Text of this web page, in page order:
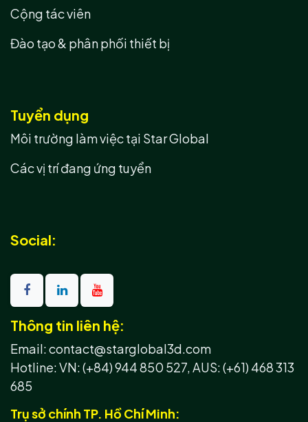
Thông tin liên hệ:
Email: contact@starglobal3d.com
Hotline:VN: (+84) 944 850 527,AUS: (+61) 468 313
685
Trụ sở chính TP. Hồ Chí Minh:
Social:
Cộng tác viên
Đào tạo & phân phối thiết bị
Tuyển dụng
Môi trường làm việc tại Star Global
Các vị trí đang ứng tuyển